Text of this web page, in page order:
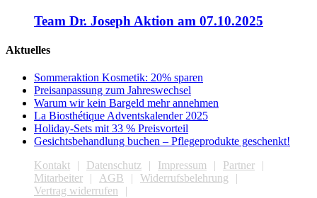
Team Dr. Joseph Aktion am 07.10.2025
Aktuelles
Sommeraktion Kosmetik: 20% sparen
Preisanpassung zum Jahreswechsel
Warum wir kein Bargeld mehr annehmen
La Biosthétique Adventskalender 2025
Holiday-Sets mit 33 % Preisvorteil
Gesichtsbehandlung buchen – Pflegeprodukte geschenkt!
Kontakt
Datenschutz Impressum
Partner
Mitarbeiter
AGB
Widerrufsbelehrung
Vertrag widerrufen